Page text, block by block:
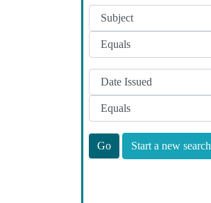
Start a new search